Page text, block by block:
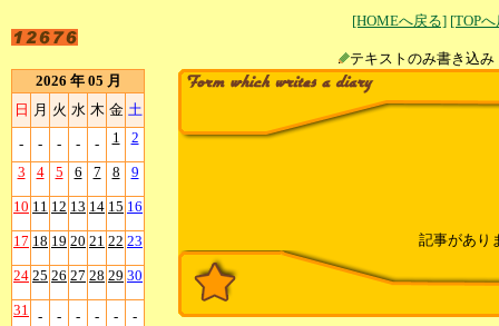
[HOMEへ戻る] [TOP
テキストのみ書
2026 年 05 月
日 月 火 水 木 金 土
- - - - - 1 2
3 4 5 6 7 8 9
10 11 12 13 14 15 16
17 18 19 20 21 22 23
24 25 26 27 28 29 30
31 - - - - - -
記事があり